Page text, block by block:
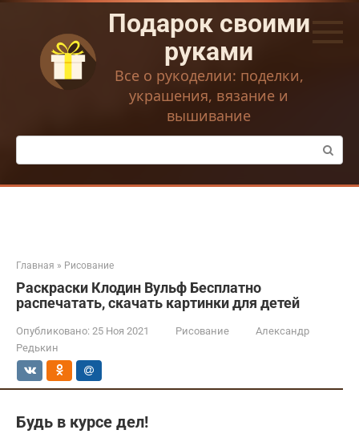
Перейти
контенту
Подарок своими
руками
Все о рукоделии: поделки,
украшения, вязание и
вышивание
Поиск:
Главная » Рисование
Раскраски Клодин Вульф Бесплатно
распечатать, скачать картинки для детей
Опубликовано: 25 Ноя 2021 Рисование
Александр
Редькин
Будь в курсе дел!